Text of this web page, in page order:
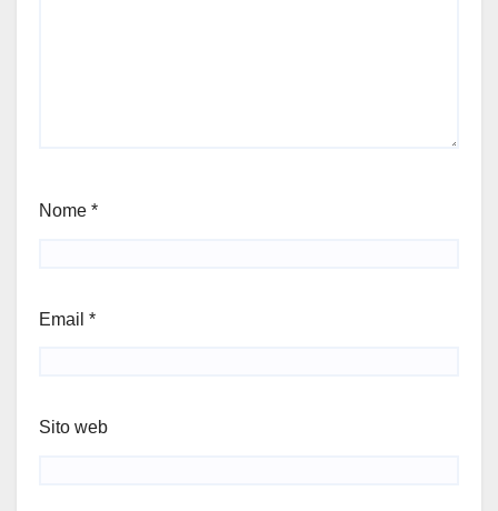
Nome *
Email *
Sito web